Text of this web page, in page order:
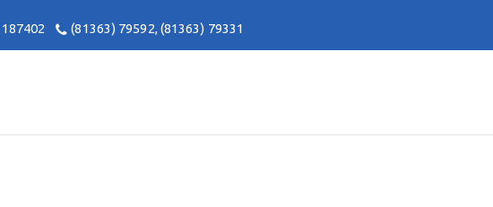
187402 (81363) 79592,(81363) 79331